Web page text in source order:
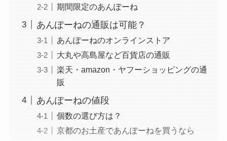
期間限定のあんぽーね
あんぽーねの通販は可能？
あんぽーねのオンラインストア
大丸や高島屋など百貨店の通販
楽天・amazon・ヤフーショッピングの通
販
あんぽーねの値段
個数の選び方は？
京都のお土産であんぽーねを買うなら